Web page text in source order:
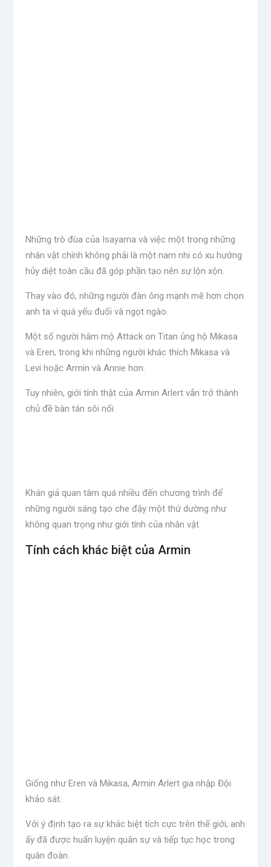
Những trò đùa của Isayama và việc một trong những
nhân vật chính không phải là một nam nhi có xu hướng
hủy diệt toàn cầu đã góp phần tạo nên sự lộn xộn.
Thay vào đó, những người đàn ông mạnh mẽ hơn chọn
anh ta vì quá yếu đuối và ngọt ngào.
Một số người hâm mộ Attack on Titan ủng hộ Mikasa
và Eren, trong khi những người khác thích Mikasa và
Levi hoặc Armin và Annie hơn.
Tuy nhiên, giới tính thật của Armin Arlert vẫn trở thành
chủ đề bàn tán sôi nổi.
Khán giả quan tâm quá nhiều đến chương trình để
những người sáng tạo che đậy một thứ dường như
không quan trọng như giới tính của nhân vật.
Tính cách khác biệt của Armin
Giống như Eren và Mikasa, Armin Arlert gia nhập Đội
khảo sát.
Với ý định tạo ra sự khác biệt tích cực trên thế giới, anh
ấy đã được huấn luyện quân sự và tiếp tục học trong
quân đoàn.